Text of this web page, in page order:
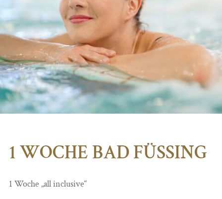
1 WOCHE BAD FÜSSING
1 Woche „all inclusive“